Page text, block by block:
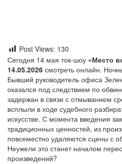
Post Views: 130
Сегодня 14 мая ток-шоу «Место
14.05.2026 смотреть онлайн.
Бывший руководитель офиса
оказался под следствием по
задержан в связи с отмыванием
всплыли в ходе судебного
искусстве. С момента введения
традиционных ценностей, из
повсеместно удаляются сцены с
Неужели это станет началом
произведений?